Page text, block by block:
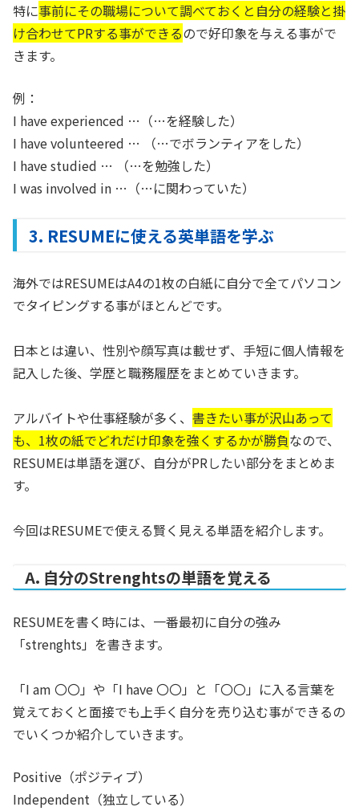
特に事前にその職場について調べておくと自分の経験と掛
け合わせてPRする事ができるので好印象を与える事がで
きます。
例：
I have experienced …（…を経験した）
I have volunteered … （…でボランティアをした）
I have studied … （…を勉強した）
I was involved in …（…に関わっていた）
3. RESUMEに使える英単語を学ぶ
海外ではRESUMEはA4の1枚の白紙に自分で全てパソコン
でタイピングする事がほとんどです。
日本とは違い、性別や顔写真は載せず、手短に個人情報を
記入した後、学歴と職務履歴をまとめていきます。
アルバイトや仕事経験が多く、 書きたい事が沢山あって
も、1枚の紙でどれだけ印象を強くするかが勝負なので、
RESUMEは単語を選び、自分がPRしたい部分をまとめま
す。
今回はRESUMEで使える賢く見える単語を紹介します。
A. 自分のStrenghtsの単語を覚える
RESUMEを書く時には、一番最初に自分の強み
「strenghts」を書きます。
「I am 〇〇」や「I have 〇〇」と「〇〇」に入る言葉を
覚えておくと面接でも上手く自分を売り込む事ができるの
でいくつか紹介していきます。
Positive（ポジティブ）
Independent（独立している）